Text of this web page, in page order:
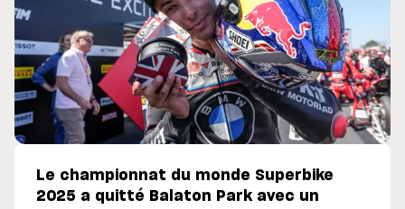
Le championnat du monde Superbike
2025 a quitté Balaton Park avec un